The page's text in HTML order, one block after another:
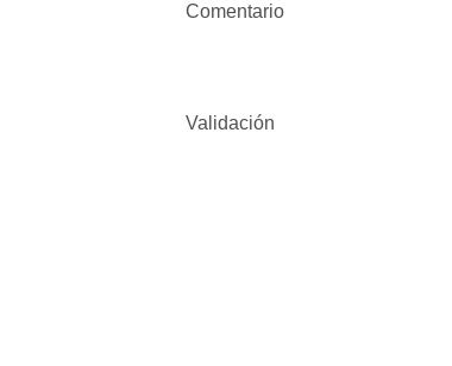
Comentario
Validación